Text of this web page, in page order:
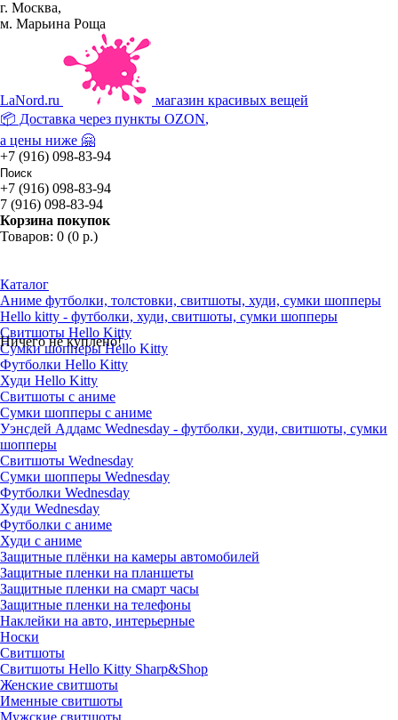
г. Москва,
м. Марьина Роща
LaNord.ru
магазин красивых вещей
📦 Доставка через пункты OZON,
а цены ниже 🤗
+7 (916) 098-83-94
+7 (916) 098-83-94
7 (916) 098-83-94
Корзина покупок
Товаров: 0 (0 р.)
Ничего не куплено!
Каталог
Аниме футболки, толстовки, свитшоты, худи, сумки шопперы
Hello kitty - футболки, худи, свитшоты, сумки шопперы
Свитшоты Hello Kitty
Сумки шопперы Hello Kitty
Футболки Hello Kitty
Худи Hello Kitty
Свитшоты с аниме
Сумки шопперы с аниме
Уэнсдей Аддамс Wednesday - футболки, худи, свитшоты, сумки
шопперы
Свитшоты Wednesday
Сумки шопперы Wednesday
Футболки Wednesday
Худи Wednesday
Футболки с аниме
Худи с аниме
Защитные плёнки на камеры автомобилей
Защитные пленки на планшеты
Защитные пленки на смарт часы
Защитные пленки на телефоны
Наклейки на авто, интерьерные
Носки
Свитшоты
Cвитшоты Hello Kitty Sharp&Shop
Женские свитшоты
Именные свитшоты
Мужские свитшоты